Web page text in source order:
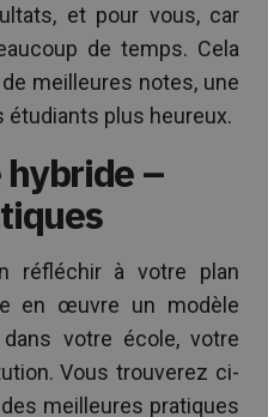
et pour vous, car
de temps. Cela
meilleures notes, une
plus heureux.
–
réfléchir à votre plan
en œuvre un modèle
dans votre école, votre
Vous trouverez ci-
meilleures pratiques